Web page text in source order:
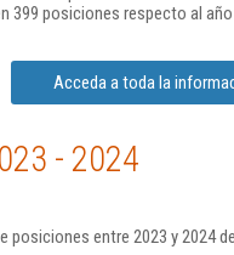
399 posiciones respecto al año
Acceda a toda la
- 2024
entre 2023 y 2024